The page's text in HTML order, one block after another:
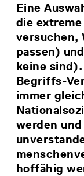
Eine
die
versuchen,
passen)
keine
Begriffs-
immer
werden
hoffähig